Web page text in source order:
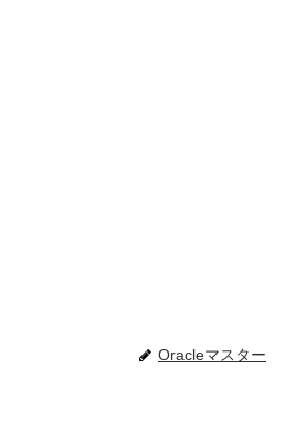
Oracleマスター